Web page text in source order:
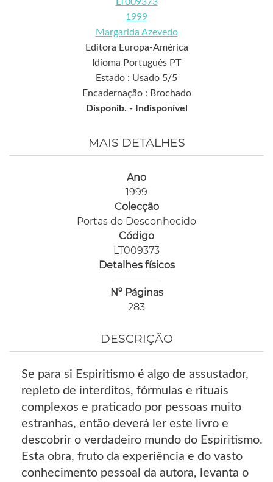
1999
Margarida Azevedo
Editora Europa-América
Idioma Português PT
Estado : Usado 5/5
Encadernação : Brochado
Disponib. -
Indisponível
MAIS DETALHES
Ano
1999
Colecção
Portas do Desconhecido
Código
LT009373
Detalhes físicos
Nº Páginas
283
DESCRIÇÃO
Se para si Espiritismo é algo de assustador,
repleto de interditos, fórmulas e rituais
complexos e praticado por pessoas muito
estranhas, então deverá ler este livro e
descobrir o verdadeiro mundo do Espiritismo.
Esta obra, fruto da experiência e do vasto
conhecimento pessoal da autora, levanta o